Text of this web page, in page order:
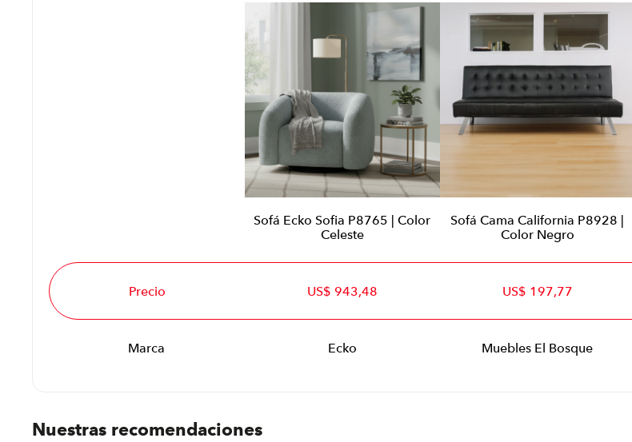
Sofá Ecko Sofia P8765 | Color
Celeste
Sofá Cama California P8928 |
Color Negro
Precio US$ 943,48 US$ 197,77
Marca Ecko Muebles El Bosque
Nuestras recomendaciones